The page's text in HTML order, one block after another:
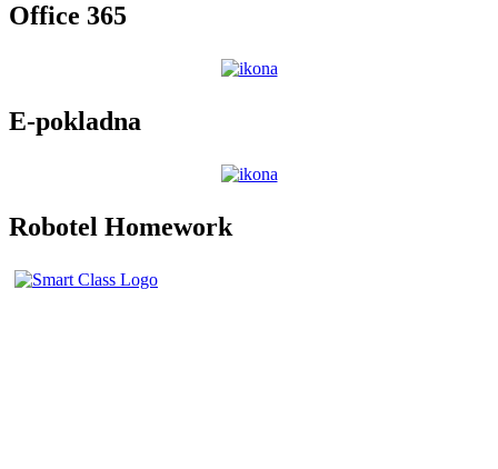
Office 365
E-pokladna
Robotel Homework